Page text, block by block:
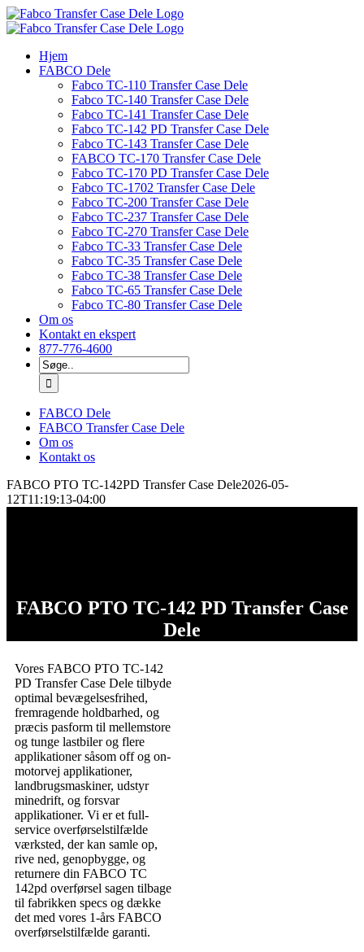
Gå
til
Hjem
FABCO Dele
Fabco TC-110 Transfer Case Dele
Fabco TC-140 Transfer Case Dele
Fabco TC-141 Transfer Case Dele
Fabco TC-142 PD Transfer Case Dele
Fabco TC-143 Transfer Case Dele
FABCO TC-170 Transfer Case Dele
Fabco TC-170 PD Transfer Case Dele
Fabco TC-1702 Transfer Case Dele
Fabco TC-200 Transfer Case Dele
Fabco TC-237 Transfer Case Dele
Fabco TC-270 Transfer Case Dele
Fabco TC-33 Transfer Case Dele
Fabco TC-35 Transfer Case Dele
Fabco TC-38 Transfer Case Dele
Fabco TC-65 Transfer Case Dele
Fabco TC-80 Transfer Case Dele
Om os
Kontakt en ekspert
877-776-4600
Søg
efter:
FABCO Dele
FABCO Transfer Case Dele
Om os
Kontakt os
FABCO PTO TC-142PD Transfer Case Dele2026-05-
12T11:19:13-04:00
FABCO PTO TC-142 PD Transfer Case
Dele
Vores FABCO PTO TC-142
PD Transfer Case Dele tilbyde
optimal bevægelsesfrihed,
fremragende holdbarhed, og
præcis pasform til mellemstore
og tunge lastbiler og flere
applikationer såsom off og on-
motorvej applikationer,
landbrugsmaskiner, udstyr
minedrift, og forsvar
applikationer. Vi er et full-
service overførselstilfælde
værksted, der kan samle op,
rive ned, genopbygge, og
returnere din FABCO TC
142pd overførsel sagen tilbage
til fabrikken specs og dække
det med vores 1-års FABCO
overførselstilfælde garanti.